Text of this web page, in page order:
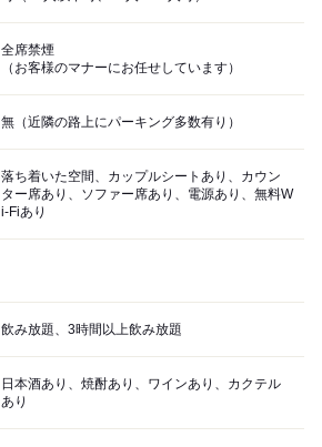
全席禁煙
（お客様のマナーにお任せしています）
無（近隣の路上にパーキング多数有り）
落ち着いた空間、カップルシートあり、カウン
ター席あり、ソファー席あり、電源あり、無料W
i-Fiあり
飲み放題、3時間以上飲み放題
日本酒あり、焼酎あり、ワインあり、カクテル
あり